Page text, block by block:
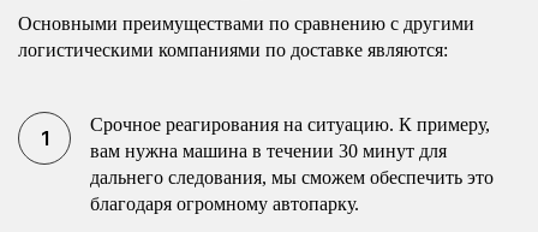
Основными преимуществами по сравнению с другими
логистическими компаниями по доставке являются:
Срочное реагирования на ситуацию. К примеру,
вам нужна машина в течении 30 минут для
дальнего следования, мы сможем обеспечить это
благодаря огромному автопарку.